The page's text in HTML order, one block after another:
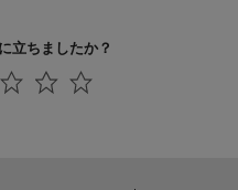
立ちましたか？